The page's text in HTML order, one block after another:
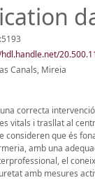
Canals, Mireia
correcta
vitals i trasllat al
consideren que és
amb una
el
amb mesures